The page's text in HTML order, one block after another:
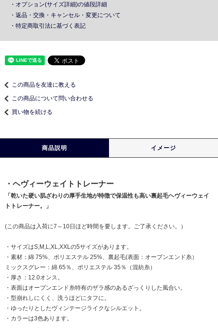
・オプション(サイズ詳細)の値段詳細
・返品・交換・キャンセル・変更について
・特定商取引法に基づく表記
この商品を友達に教える
この商品について問い合わせる
買い物を続ける
商品説明 イメージ
・ヘヴィーウェイトトレーナー
「乾いた硬い肌ざわりの厚手生地が特徴で保温性も高い裏起毛ヘヴィーウェイ
トトレーナー。」
(この商品は入荷に7～10日ほど時間を要します。ご了承ください。）
・サイズはS,M,L,XL,XXLの5サイズがあります。
・素材：綿 75%、ポリエステル 25%、裏起毛(表面：オープンエンド糸）
ミックスグレー：綿 65％、ポリエステル 35％（混紡糸）
・厚さ：12.0オンス。
・表面はオープンエンド糸特有のザラ感のあるざっくりした風合い。
・型崩れしにくく、洗うほどにタフに。
・ゆったりとしたヴィンテージライクなシルエット。
・カラーは3色あります。